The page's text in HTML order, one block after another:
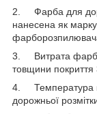
2. Фарба для
нанесена як
3. Витрата фарби
товщини
4. Температура
дорожньої